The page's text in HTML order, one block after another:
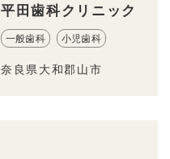
平田歯科クリニック
一般歯科 小児歯科
奈良県大和郡山市